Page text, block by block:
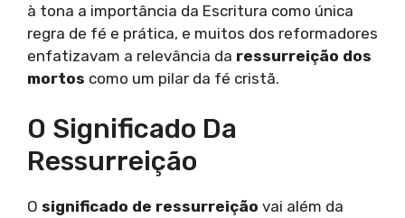
à tona a importância da Escritura como única
regra de fé e prática, e muitos dos reformadores
enfatizavam a relevância da ressurreição dos
mortos como um pilar da fé cristã.
O Significado Da
Ressurreição
O significado de ressurreição vai além da